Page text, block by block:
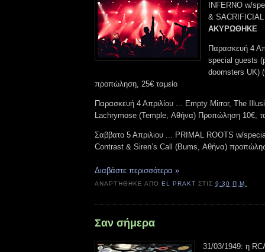
INFERNO w/
&
ΑΚΥΡΩΘΗΚΕ
Παρασκευή 4
special guests
doomsters UK)
προπώληση, 25€ ταμείο
Παρασκευή 4 Απριλίου ... Empty Mirror, The
Lachrymose (Temple, Αθήνα) Προπώληση 10€,
Σαββατο 5 Απριλιου ... PRIMAL ROOTS w/
Contrast & Siren’s Call (Bums, Αθήνα)
Διαβάστε περισσότερα »
ΑΝΑΡΤΉΘΗΚΕ ΑΠΌEL PRAKT ΣΤΙΣ9:30 Π.Μ.
Σαν σήμερα
31/03/1949: η